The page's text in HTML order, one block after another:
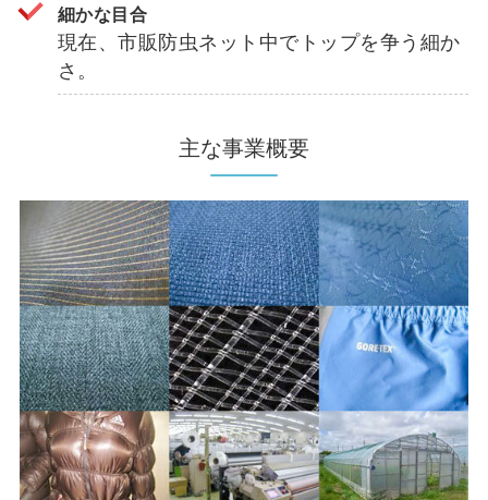
細かな目合
現在、市販防虫ネット中でトップを争う細か
さ。
主な事業概要